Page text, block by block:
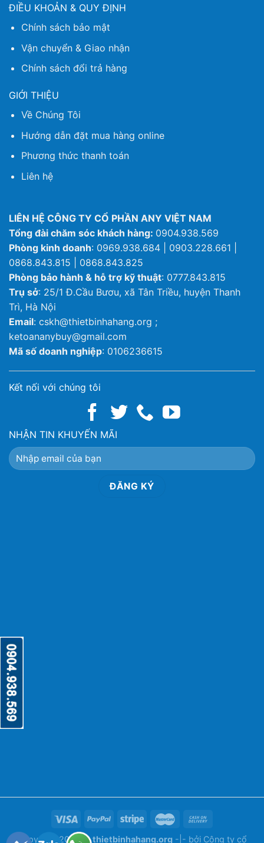
ĐIỀU KHOẢN & QUY ĐỊNH
Chính sách bảo mật
Vận chuyển & Giao nhận
Chính sách đổi trả hàng
GIỚI THIỆU
Về Chúng Tôi
Hướng dẫn đặt mua hàng online
Phương thức thanh toán
Liên hệ
LIÊN HỆ CÔNG TY CỔ PHẦN ANY VIỆT NAM
Tổng đài chăm sóc khách hàng: 0904.938.569
Phòng kinh doanh: 0969.938.684 | 0903.228.661 |
0868.843.815 | 0868.843.825
Phòng bảo hành & hỗ trợ kỹ thuật: 0777.843.815
Trụ sở: 25/1 Đ.Cầu Bươu, xã Tân Triều, huyện Thanh
Trì, Hà Nội
Email: cskh@thietbinhahang.org ;
ketoananybuy@gmail.com
Mã số doanh nghiệp: 0106236615
Kết nối với chúng tôi
NHẬN TIN KHUYẾN MÃI
Copyright 2026 ©thietbinhahang.org -|- bởi Công ty cổ